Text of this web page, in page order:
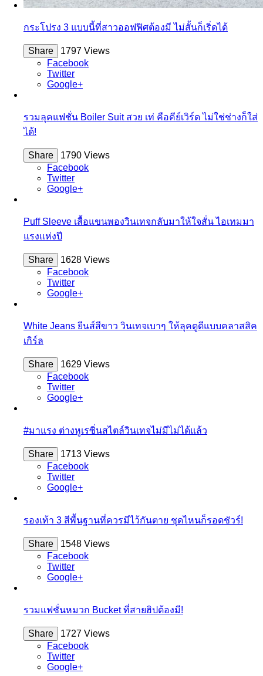
กระโปรง 3 แบบนี้ที่สาวออฟฟิศต้องมี ไม่สั้นก็เริ่ดได้
Share
1797 Views
Facebook
Twitter
Google+
รวมลุคแฟชั่น Boiler Suit สวย เท่ คือคีย์เวิร์ด ไม่ใช่ช่างก็ใส่
ได้!
Share
1790 Views
Facebook
Twitter
Google+
Puff Sleeve เสื้อแขนพองวินเทจกลับมาให้ใจสั่น ไอเทมมา
แรงแห่งปี
Share
1628 Views
Facebook
Twitter
Google+
White Jeans ยีนส์สีขาว วินเทจเบาๆ ให้ลุคดูดีแบบคลาสสิค
เกิร์ล
Share
1629 Views
Facebook
Twitter
Google+
#มาแรง ต่างหูเรซิ่นสไตล์วินเทจไม่มีไม่ได้แล้ว
Share
1713 Views
Facebook
Twitter
Google+
รองเท้า 3 สีพื้นฐานที่ควรมีไว้กันตาย ชุดไหนก็รอดชัวร์!
Share
1548 Views
Facebook
Twitter
Google+
รวมแฟชั่นหมวก Bucket ที่สายฮิปต้องมี!
Share
1727 Views
Facebook
Twitter
Google+